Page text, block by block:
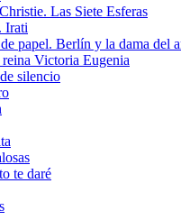
Las Siete Esferas
Irati
papel. Berlín y la dama del
Victoria Eugenia
silencio
te daré